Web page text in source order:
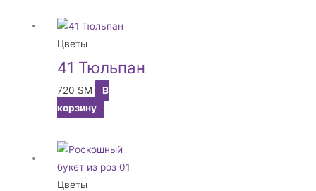
Цветы
41 Тюльпан
720 ЅМ
В
корзину
Цветы